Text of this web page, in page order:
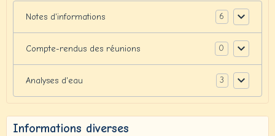
Notes d'informations 6
Compte-rendus des réunions 0
Analyses d'eau 3
Informations diverses